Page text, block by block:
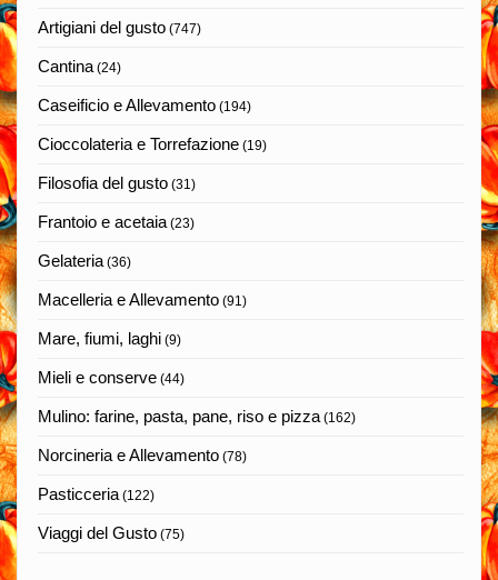
Artigiani del gusto (747)
Cantina(24)
Caseificio e Allevamento (194)
Cioccolateria e Torrefazione (19)
Filosofia del gusto (31)
Frantoio e acetaia(23)
Gelateria(36)
Macelleria e Allevamento (91)
Mare, fiumi, laghi (9)
Mieli e conserve (44)
Mulino: farine, pasta, pane, riso e pizza(162)
Norcineria e Allevamento (78)
Pasticceria(122)
Viaggi del Gusto (75)